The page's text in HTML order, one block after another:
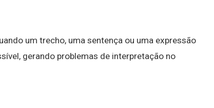
um trecho, uma sentença ou uma expressão
gerando problemas de interpretação no